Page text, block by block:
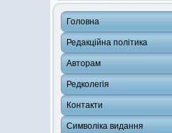
Головна
Редакційна політика
Авторам
Редколегія
Контакти
Символіка видання